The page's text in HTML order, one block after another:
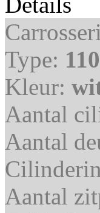
Type:
Kleur:
Aantal
Aantal
Aantal